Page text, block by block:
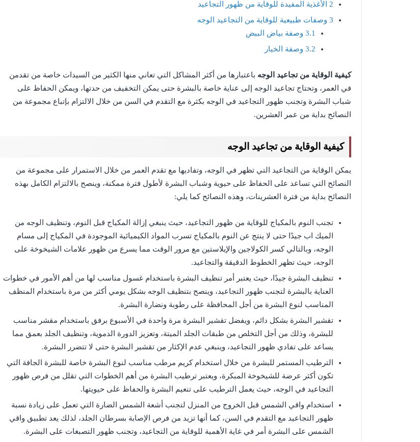
2 الأغذية المفيدة للوقاية من ظهور التجاعيد
3 وصفات طبيعية للوقاية من التجاعيد الوجه
3.1 وصفة بياض البيض
3.2 وصفة الخيار
كيفية الوقاية من تجاعيد الوجه باعتبارها من أكثر المشاكل التي تعاني منها الكثير من السيدات خاصة من تقدمن
في العمر، وتحتاج تجاعيد الوجه إلى عناية خاصة بالبشرة حتى يمكن التخفيف من حدتها، ويمكن الحفاظ على
شباب البشرة وتجنب ظهور التجاعيد في الوجه بكثرة مع التقدم في السن من خلال الالتزام بإتباع مجموعة من
النصائح بداية من عمر العشرين.
كيفية الوقاية من تجاعيد الوجه
يمكن الوقاية من التجاعيد التي تظهر في الوجه، وتفاديها مع تقدم العمر من خلال الاستمرار على مجموعة من
النصائح التي تساعد على الحفاظ على حيوية وشباب البشرة لأطول فترة ممكنة، وينصح بالالتزام الكامل بهذه
النصائح بداية من فترة العشرينات، وهذه النصائح كما يلي:
تجنب النوم بالمكياج للوقاية من ظهور التجاعيد، حيث ينبغي إزالة المكياج قبل النوم، وتنظيف الوجه من
الميك اب جيدًا حتى لا ينتج عن النوم بالمكياج تسرب المواد الكيميائية الموجودة في المكياج إلى مسام
الوجه، وبالتالي كسر الكولاجين والإيلاستين مع مرور الوقت مما يسرع من ظهور علامات الشيخوخة على
الوجه، حيث تظهر الخطوط الدقيقة والتجاعيد.
تنظيف البشرة جيدًا، حيث يعتبر أمر تنظيف البشرة باستخدام غسول مناسب لها من أهم الأمور في خطوات
العناية بالبشرة لتجنب ظهور التجاعيد، وينصح بتنظيف الوجه بشكل يومي أكثر من مرة باستخدام المنظف
المناسب لنوع البشرة من أجل المحافظة على رطوبة ونضارة البشرة.
تقشير البشرة بشكل دائم، ويفضل تقشير البشرة مرة واحدة في الأسبوع برفق باستخدام مقشر مناسب
للبشرة، وذلك من أجل التخلص من طبقات الجلد الميتة، وتعزيز الدورة الدموية، وتنظيف الجلد بعمق مما
يساعد على تفادي ظهور التجاعيد، وينبغي عدم الإكثار من تقشير البشرة حتى لا تتضرر البشرة.
الترطيب المستمر للبشرة من خلال استخدام كريم مرطب مناسب لنوع البشرة خاصة للبشرة الجافة التي
تكون أكثر عرضة للشيخوخة المبكرة، ويعتبر ترطيب البشرة من أهم الخطوات التي تقلل من فرص ظهور
التجاعيد في الوجه، حيث يعمل الترطيب على تنعيم البشرة والحفاظ على حيويتها.
استخدام واقي الشمس قبل الخروج من المنزل لتجنب أشعة الشمس الضارة التي تعمل على زيادة نسبة
ظهور التجاعيد مع التقدم في السن، كما أنها تزيد من فرص الإصابة بسرطان الجلد، لذلك يعد تطبيق واقي
الشمس على البشرة أمر في غاية الأهمية للوقاية من التجاعيد، وتجنب ظهور التصبغات على البشرة.